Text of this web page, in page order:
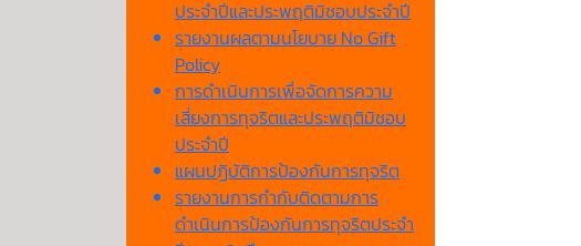
ประจำปีและประพฤติมิชอบประจำปี
รายงานผลตามนโยบาย No Gift
Policy
การดำเนินการเพื่อจัดการความ
เสี่ยงการทุจริตและประพฤติมิชอบ
ประจำปี
แผนปฏิบัติการป้องกันการทุจริต
รายงานการกำกับติดตามการ
ดำเนินการป้องกันการทุจริตประจำ